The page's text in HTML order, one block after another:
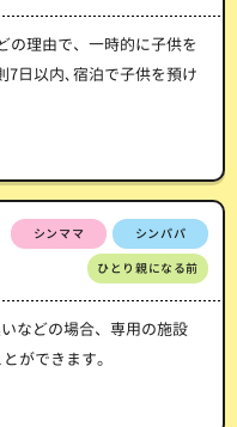
の理由で、一時的に子供を
7日以内､宿泊で子供を預け
シンママ シンパパ
ひとり親になる前
などの場合、専用の施設
ができます。